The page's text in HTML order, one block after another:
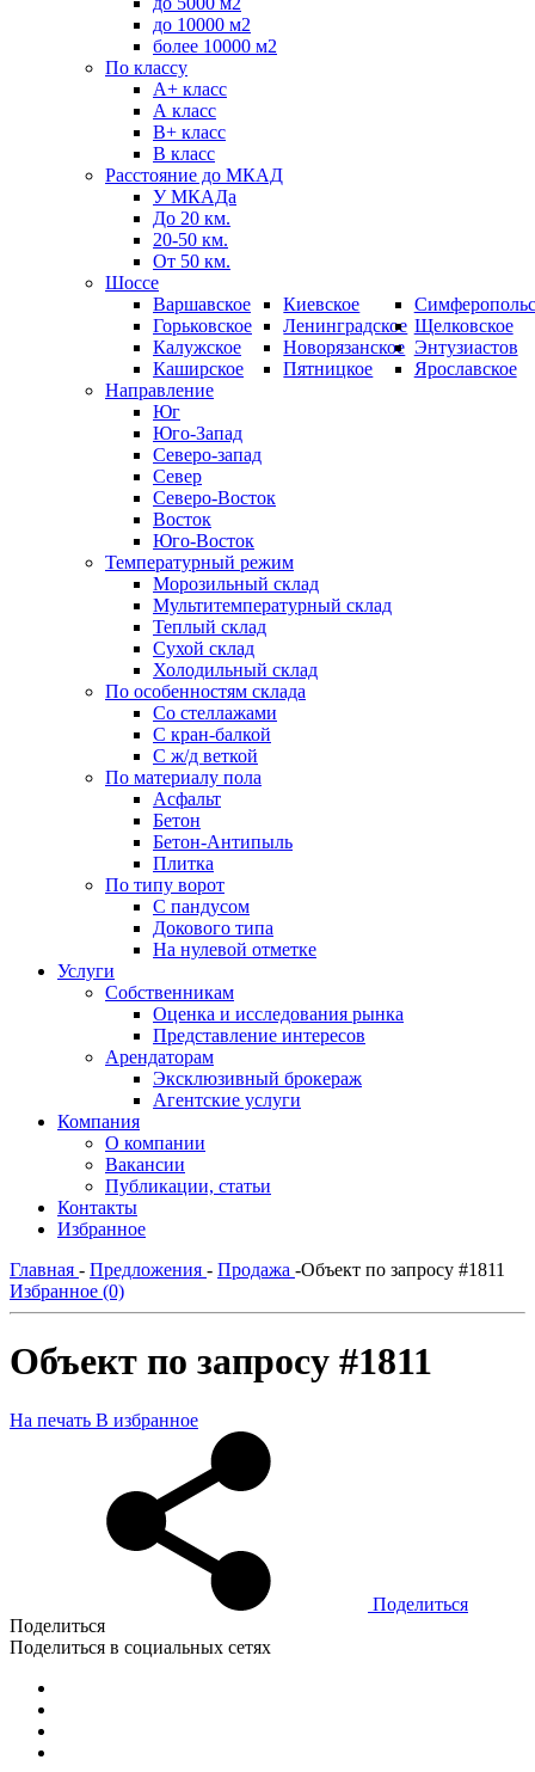
до 10000 м2
более 10000 м2
По классу
A+ класс
А класс
В+ класс
B класс
Расстояние до МКАД
У МКАДа
До 20 км.
20-50 км.
От 50 км.
Шоссе
Варшавское
Горьковское
Калужское
Каширское
Киевское
Ленинградское
Новорязанское
Пятницкое
Щелковское
Энтузиастов
Ярославское
Направление
Юг
Юго-Запад
Северо-запад
Север
Северо-Восток
Восток
Юго-Восток
Температурный режим
Морозильный склад
Мультитемпературный склад
Теплый склад
Сухой склад
Холодильный склад
По особенностям склада
Со стеллажами
С кран-балкой
С ж/д веткой
По материалу пола
Асфальт
Бетон
Бетон-Антипыль
Плитка
По типу ворот
С пандусом
Докового типа
На нулевой отметке
Услуги
Собственникам
Оценка и исследования рынка
Представление интересов
Арендаторам
Эксклюзивный брокераж
Агентские услуги
Компания
О компании
Вакансии
Публикации, статьи
Контакты
Избранное
Главная - Предложения - Продажа -Объект по запросу #1811
Избранное (0)
Объект по запросу #1811
На печать В избранное
Поделиться
Поделиться
Поделиться в социальных сетях